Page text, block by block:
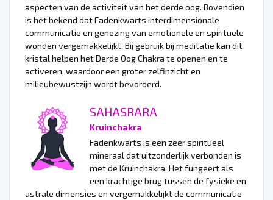
aspecten van de activiteit van het derde oog. Bovendien
is het bekend dat Fadenkwarts interdimensionale
communicatie en genezing van emotionele en spirituele
wonden vergemakkelijkt. Bij gebruik bij meditatie kan dit
kristal helpen het Derde Oog Chakra te openen en te
activeren, waardoor een groter zelfinzicht en
milieubewustzijn wordt bevorderd.
SAHASRARA
Kruinchakra
Fadenkwarts is een zeer spiritueel
mineraal dat uitzonderlijk verbonden is
met de Kruinchakra. Het fungeert als
een krachtige brug tussen de fysieke en
astrale dimensies en vergemakkelijkt de communicatie